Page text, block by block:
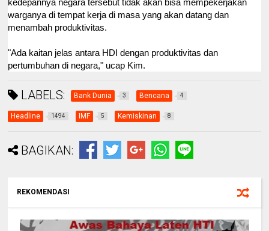
warganya di tempat kerja di masa yang akan datang dan
menambah produktivitas.
"Ada kaitan jelas antara HDI dengan produktivitas dan
pertumbuhan di negara," ucap Kim.
LABELS: Bank Dunia 3 Bencana 4
Headline 1494 IMF 5 Kemiskinan 8
BAGIKAN:
REKOMENDASI